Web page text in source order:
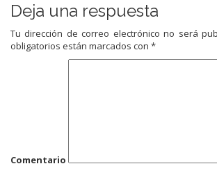
Deja una respuesta
Tu dirección de correo electrónico no será
obligatorios están marcados con *
Comentario